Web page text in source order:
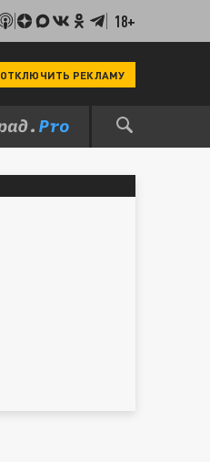
18+
ОТКЛЮЧИТЬ РЕКЛАМУ